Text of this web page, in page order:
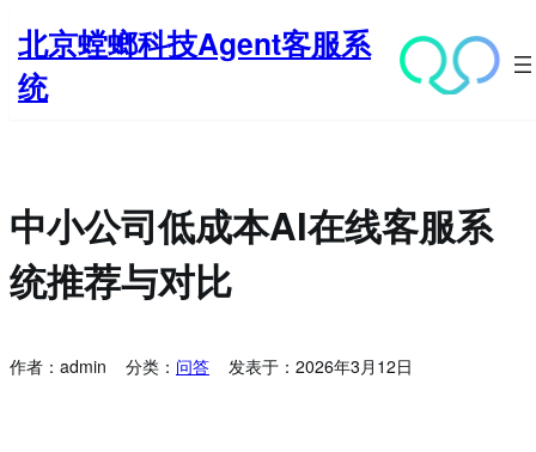
至
内
容
北京螳螂科技Agent客服系
统
中小公司低成本AI在线客服系
统推荐与对比
作者： admin 分类： 问答 发表于： 2026年3月12日